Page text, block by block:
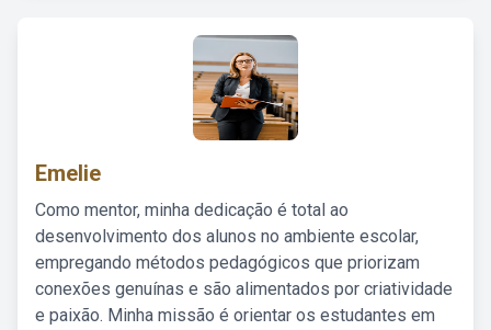
Emelie
Como mentor, minha dedicação é total ao
desenvolvimento dos alunos no ambiente escolar,
empregando métodos pedagógicos que priorizam
conexões genuínas e são alimentados por criatividade
e paixão. Minha missão é orientar os estudantes em